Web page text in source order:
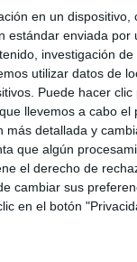
en un dispositivo,
estándar enviada por
investigación
utilizar datos de
Puede hacer clic
llevemos a cabo el
más detallada y
que algún
el derecho de
cambiar sus
en el botón
07/08/
Por